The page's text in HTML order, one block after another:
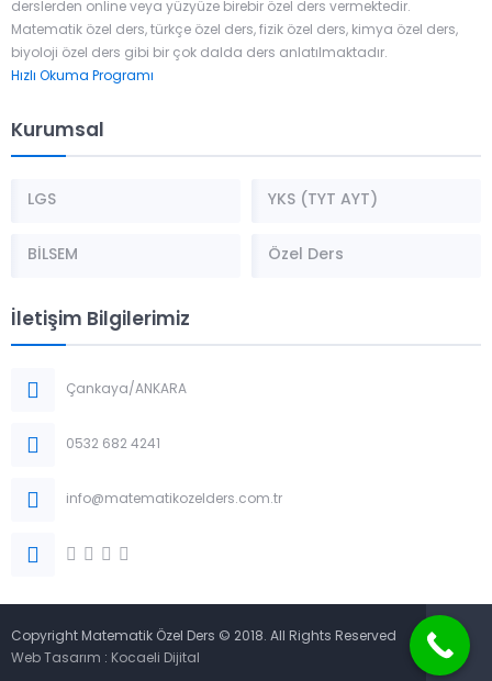
derslerden online veya yüzyüze birebir özel ders vermektedir.
Matematik özel ders, türkçe özel ders, fizik özel ders, kimya özel ders,
biyoloji özel ders gibi bir çok dalda ders anlatılmaktadır.
Hızlı Okuma Programı
Kurumsal
LGS YKS (TYT AYT)
BİLSEM Özel Ders
İletişim Bilgilerimiz
Çankaya/ANKARA
0532 682 4241
info@matematikozelders.com.tr
Copyright Matematik Özel Ders © 2018. All Rights Reserved
Web Tasarım : Kocaeli Dijital